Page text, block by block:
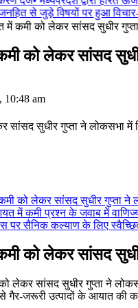
से जुड़े विषयों पर हुआ विचार-
कमी को लेकर सांसद सुधीर
को लेकर सांसद
, 10:48 am
को लेकर सांसद सुधीर गुप्ता ने
में कमी प्रश्न के जवाब में वाणिज्य
पर सैनिक कल्‍याण के लिए
को लेकर सांसद
लेकर सांसद सुधीर गुप्ता ने
गैर-जरूरी उत्पादों के आयात